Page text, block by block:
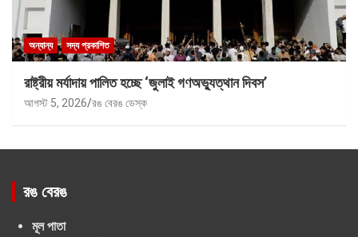
অন্যান্য সদ্য প্রকাশিত
রাষ্ট্রীয় মর্যাদায় পালিত হচ্ছে ‘জুলাই গণঅভ্যুত্থান দিবস’
আগস্ট 5, 2026 রঙ বেরঙ ডেস্ক
রঙ বেরঙ
মূল পাতা